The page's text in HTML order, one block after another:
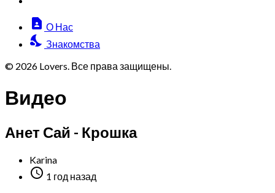
contact_page О Нас
nights_stay Знакомства
© 2026 Lovers. Все права защищены.
Видео
Анет Сай - Крошка
Karina
 1 год назад